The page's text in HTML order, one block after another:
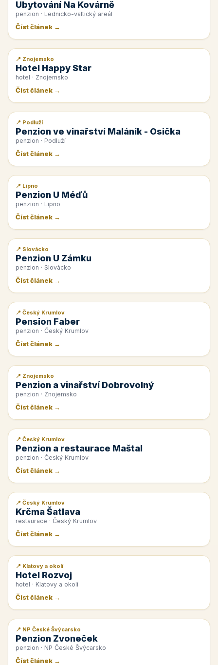
Ubytování Na Kovárně
penzion · Lednicko-valtický areál
Číst článek →
📰 PR článek
📍 Znojemsko
Hotel Happy Star
hotel · Znojemsko
Číst článek →
📰 PR článek
📍 Podluží
Penzion ve vinařství Maláník - Osička
penzion · Podluží
Číst článek →
📰 PR článek
📍 Lipno
Penzion U Méďů
penzion · Lipno
Číst článek →
📰 PR článek
📍 Slovácko
Penzion U Zámku
penzion · Slovácko
Číst článek →
📰 PR článek
📍 Český Krumlov
Pension Faber
penzion · Český Krumlov
Číst článek →
📰 PR článek
📍 Znojemsko
Penzion a vinařství Dobrovolný
penzion · Znojemsko
Číst článek →
📰 PR článek
📍 Český Krumlov
Penzion a restaurace Maštal
penzion · Český Krumlov
Číst článek →
📰 PR článek
📍 Český Krumlov
Krčma Šatlava
restaurace · Český Krumlov
Číst článek →
📰 PR článek
📍 Klatovy a okolí
Hotel Rozvoj
hotel · Klatovy a okolí
Číst článek →
📰 PR článek
📍 NP České Švýcarsko
Penzion Zvoneček
penzion · NP České Švýcarsko
Číst článek →